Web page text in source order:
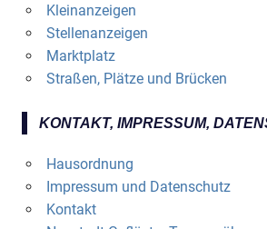
Kleinanzeigen
Stellenanzeigen
Marktplatz
Straßen, Plätze und Brücken
KONTAKT, IMPRESSUM,
Hausordnung
Impressum und Datenschutz
Kontakt